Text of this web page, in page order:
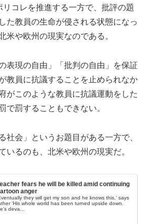
コレを推進する一方で、批評の題
た教員の生命が侵される状態になっ
米や欧州の現実なのである。
表現の自由」「批判の自由」を保証
教員に抗議することを止められなか
がこのような教員に抗議運動をした
で罰することもできない。
社会」というお題目がある一方で、
いるのも、北米や欧州の現実だ。
fears he will be killed amid continuing
anger
they will get my son and he knows this,’ says
‘His whole world has been turned upside down.
deva...